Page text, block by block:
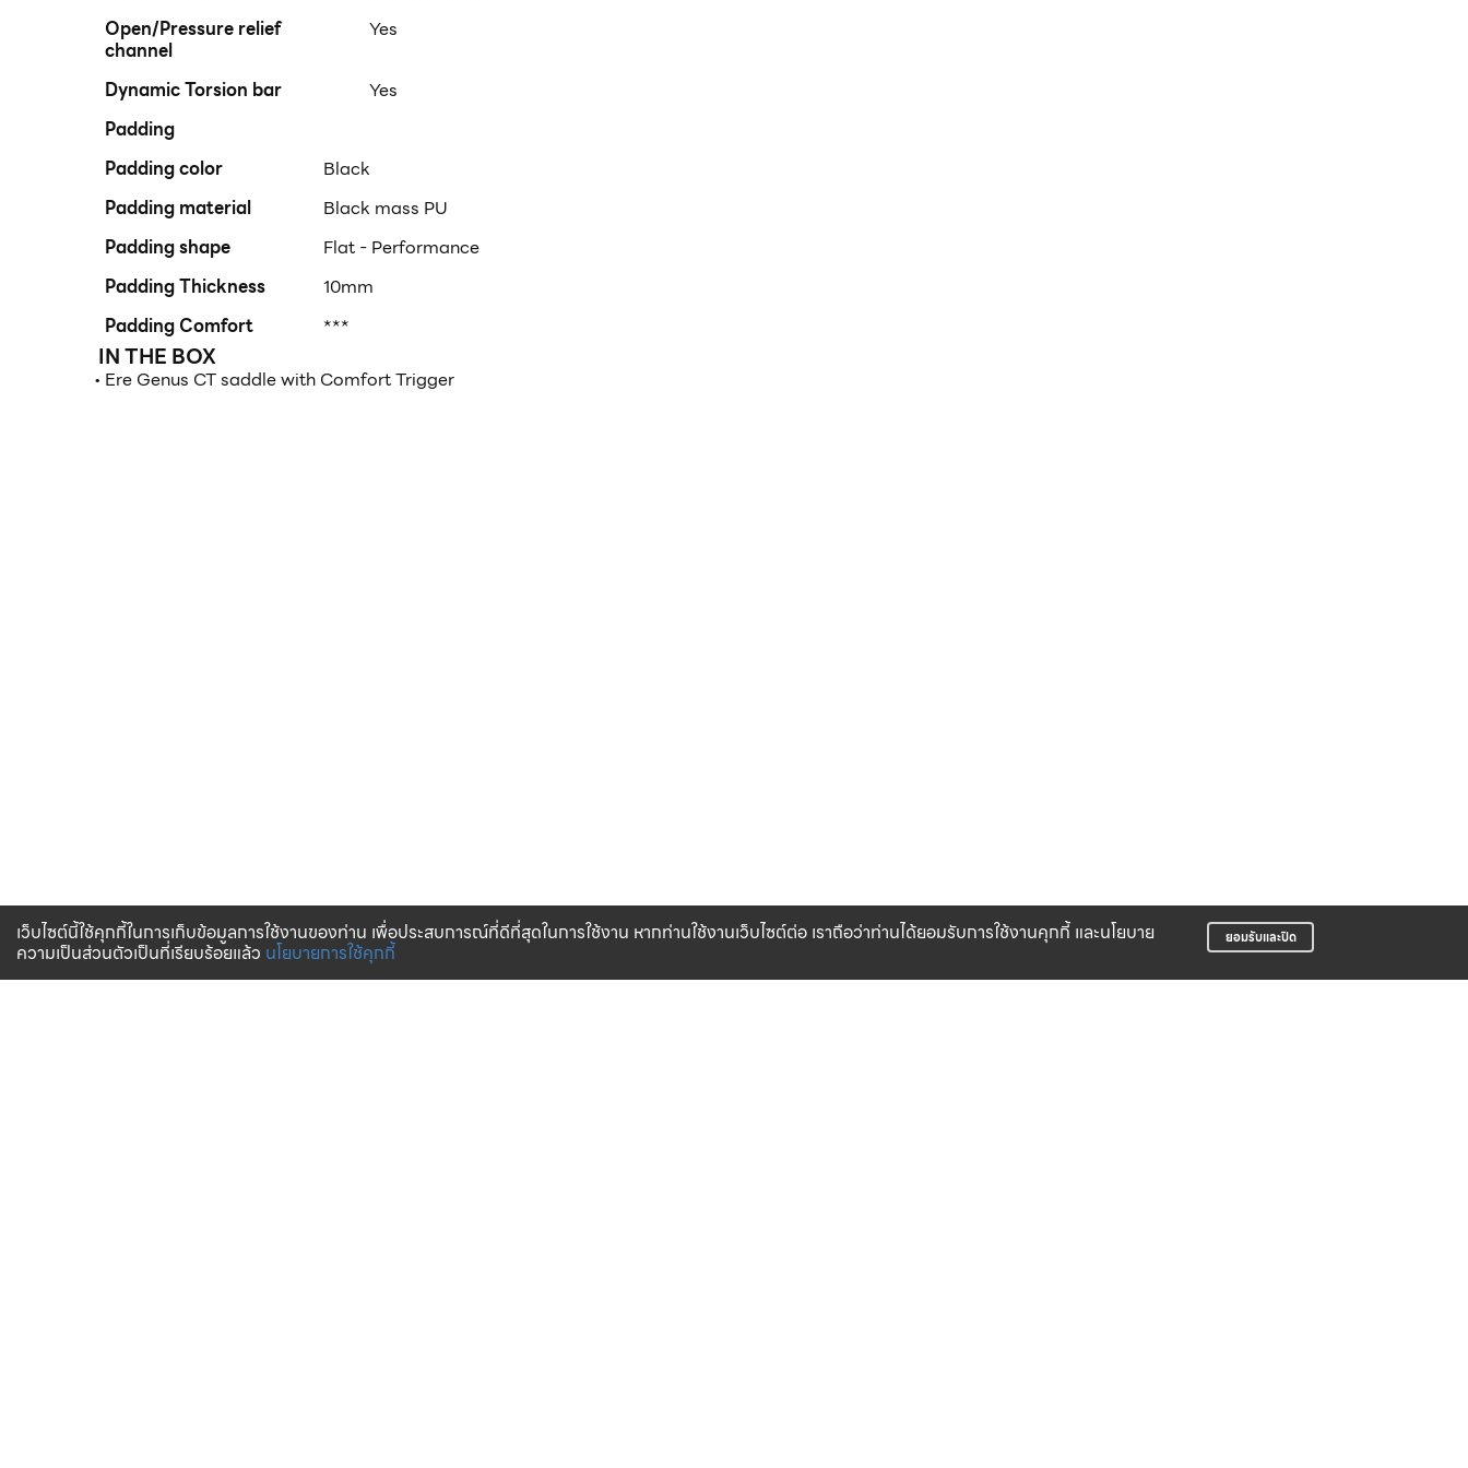
เว็บไซต์นี้ใช้คุกกี้ในการเก็บข้อมูลการใช้งานของท่าน เพื่อประสบการณ์ที่ดีที่สุดในการใช้งาน หากท่านใช้งานเว็บไซต์ต่อ เราถือว่าท่านได้ยอมรับการใช้งานคุกกี้ และนโยบาย
ความเป็นส่วนตัวเป็นที่เรียบร้อยแล้ว นโยบายการใช้คุกกี้
ยอมรับและปิด
Open/Pressure relief
channel
Yes
Dynamic Torsion bar
Yes
Padding
Padding color
Black
Padding material
Black mass PU
Padding shape
Flat - Performance
Padding Thickness
10mm
Padding Comfort
***
IN THE BOX
• Ere Genus CT saddle with Comfort Trigger